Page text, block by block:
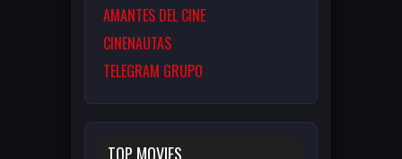
AMANTES DEL CINE
CINENAUTAS
TELEGRAM GRUPO
TOP MOVIES